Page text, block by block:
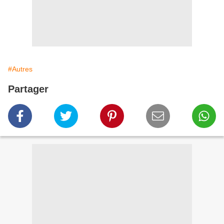
#Autres
Partager